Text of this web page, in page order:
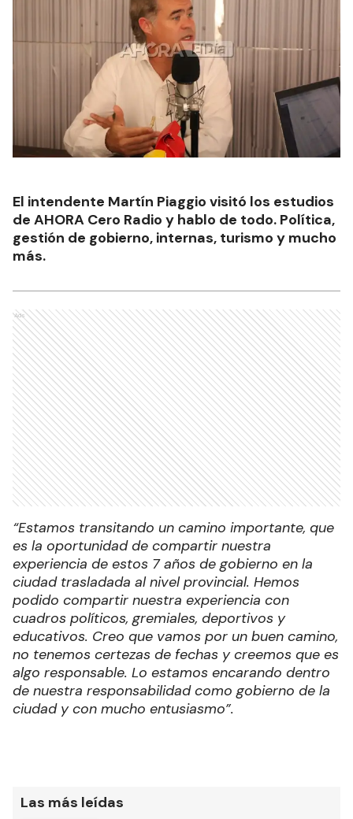
El intendente Martín Piaggio visitó los estudios
de AHORA Cero Radio y hablo de todo. Política,
gestión de gobierno, internas, turismo y mucho
más.
Ads
“Estamos transitando un camino importante, que
es la oportunidad de compartir nuestra
experiencia de estos 7 años de gobierno en la
ciudad trasladada al nivel provincial. Hemos
podido compartir nuestra experiencia con
cuadros políticos, gremiales, deportivos y
educativos. Creo que vamos por un buen camino,
no tenemos certezas de fechas y creemos que es
algo responsable. Lo estamos encarando dentro
de nuestra responsabilidad como gobierno de la
ciudad y con mucho entusiasmo”.
Las más leídas